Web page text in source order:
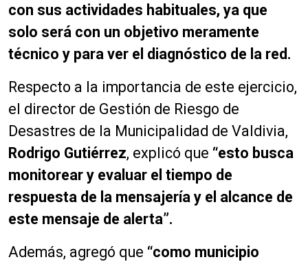
con sus actividades habituales, ya que
solo será con un objetivo meramente
técnico y para ver el diagnóstico de la red.
Respecto a la importancia de este ejercicio,
el director de Gestión de Riesgo de
Desastres de la Municipalidad de Valdivia,
Rodrigo Gutiérrez, explicó que “esto busca
monitorear y evaluar el tiempo de
respuesta de la mensajería y el alcance de
este mensaje de alerta”.
Además, agregó que “como municipio